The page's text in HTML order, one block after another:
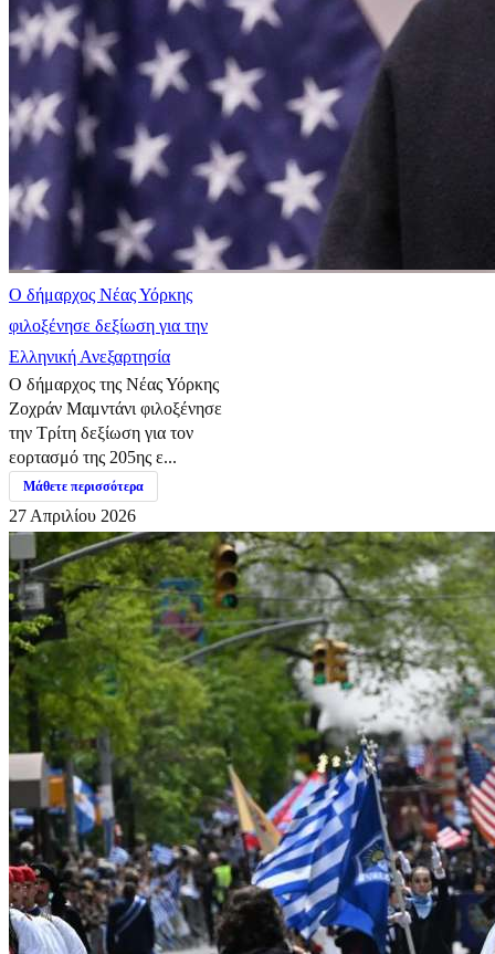
Ο δήμαρχος Νέας Υόρκης
φιλοξένησε δεξίωση για την
Ελληνική Ανεξαρτησία
Ο δήμαρχος της Νέας Υόρκης
Ζοχράν Μαμντάνι φιλοξένησε
την Τρίτη δεξίωση για τον
εορτασμό της 205ης ε...
Μάθετε περισσότερα
27 Απριλίου 2026